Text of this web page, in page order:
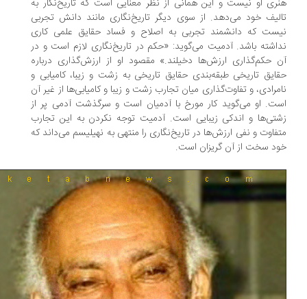
او نیست و این همانی از نظر معنایی است که تاریخ‌نگار به
خود می‌دهد. از سوی دیگر تاریخ‌نگاری مانند دانش تجربی
که دانشمند تجربی به اصلاح و فساد حقایق علمی کاری
باشد. آدمیت می‌گوید: «حکم در تاریخ‌نگاری لازم است و در
حکم‌گذاری ارزش‌ها دخیلند.» مقصود او از ارزش‌گذاری درباره
تاریخی طبقه‌بندی حقایق تاریخی به زشت و زیبا، کامیابی و
و تفاوت‌گذاری میان تجارب زشت و زیبا و کامیابی‌ها از غیر آن
او می‌گوید کار مورخ با آدمیان است و سرگذشت آدمی پر از
و اندکی زیبایی است. آدمیت توجه نکردن به این تجارب
و نفی ارزش‌ها در تاریخ‌نگاری را منتهی به نهیلیسم می‌داند که
سخت از آن گریزان است.